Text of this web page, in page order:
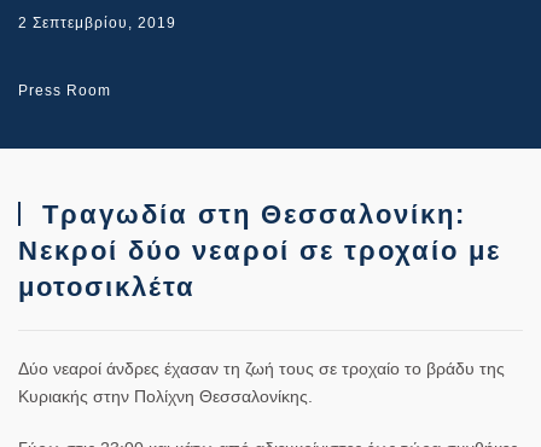
2 Σεπτεμβρίου, 2019
Press Room
Τραγωδία στη Θεσσαλονίκη:
Νεκροί δύο νεαροί σε τροχαίο με
μοτοσικλέτα
Δύο νεαροί άνδρες έχασαν τη ζωή τους σε τροχαίο το βράδυ της
Κυριακής στην Πολίχνη Θεσσαλονίκης.